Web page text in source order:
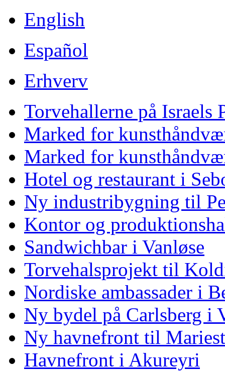
English
Español
Erhverv
Torvehallerne på Israels
Marked for
Marked for
Hotel og restaurant i
Ny industribygning til
Kontor og
Sandwichbar i Vanløse
Torvehalsprojekt til
Nordiske ambassader i
Ny bydel på Carlsberg i
Ny havnefront til
Havnefront i Akureyri